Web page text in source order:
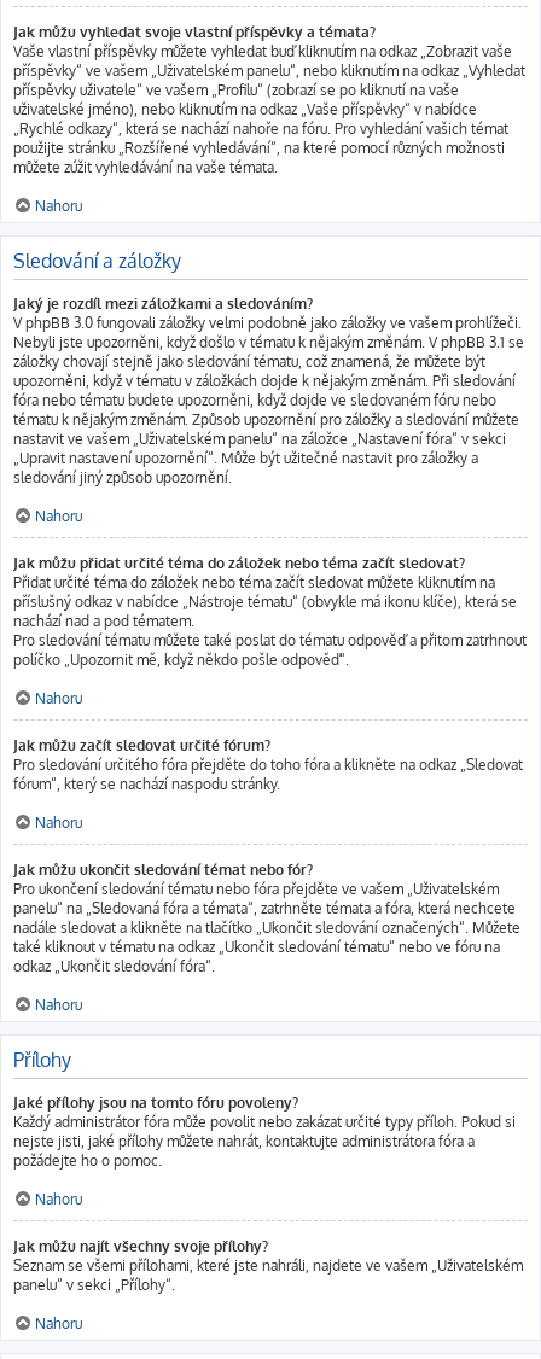
Jak můžu vyhledat svoje vlastní příspěvky a témata?
Vaše vlastní příspěvky můžete vyhledat buď kliknutím na odkaz „Zobrazit vaše
příspěvky“ ve vašem „Uživatelském panelu“, nebo kliknutím na odkaz „Vyhledat
příspěvky uživatele“ ve vašem „Profilu“ (zobrazí se po kliknutí na vaše
uživatelské jméno), nebo kliknutím na odkaz „Vaše příspěvky“ v nabídce
„Rychlé odkazy“, která se nachází nahoře na fóru. Pro vyhledání vašich témat
použijte stránku „Rozšířené vyhledávání“, na které pomocí různých možnosti
můžete zúžit vyhledávání na vaše témata.
Nahoru
Sledování a záložky
Jaký je rozdíl mezi záložkami a sledováním?
V phpBB 3.0 fungovali záložky velmi podobně jako záložky ve vašem prohlížeči.
Nebyli jste upozorněni, když došlo v tématu k nějakým změnám. V phpBB 3.1 se
záložky chovají stejně jako sledování tématu, což znamená, že můžete být
upozorněni, když v tématu v záložkách dojde k nějakým změnám. Při sledování
fóra nebo tématu budete upozorněni, když dojde ve sledovaném fóru nebo
tématu k nějakým změnám. Způsob upozornění pro záložky a sledování můžete
nastavit ve vašem „Uživatelském panelu“ na záložce „Nastavení fóra“ v sekci
„Upravit nastavení upozornění“. Může být užitečné nastavit pro záložky a
sledování jiný způsob upozornění.
Nahoru
Jak můžu přidat určité téma do záložek nebo téma začít sledovat?
Přidat určité téma do záložek nebo téma začít sledovat můžete kliknutím na
příslušný odkaz v nabídce „Nástroje tématu“ (obvykle má ikonu klíče), která se
nachází nad a pod tématem.
Pro sledování tématu můžete také poslat do tématu odpověď a přitom zatrhnout
políčko „Upozornit mě, když někdo pošle odpověď“.
Nahoru
Jak můžu začít sledovat určité fórum?
Pro sledování určitého fóra přejděte do toho fóra a klikněte na odkaz „Sledovat
fórum“, který se nachází naspodu stránky.
Nahoru
Jak můžu ukončit sledování témat nebo fór?
Pro ukončení sledování tématu nebo fóra přejděte ve vašem „Uživatelském
panelu“ na „Sledovaná fóra a témata“, zatrhněte témata a fóra, která nechcete
nadále sledovat a klikněte na tlačítko „Ukončit sledování označených“. Můžete
také kliknout v tématu na odkaz „Ukončit sledování tématu“ nebo ve fóru na
odkaz „Ukončit sledování fóra“.
Nahoru
Přílohy
Jaké přílohy jsou na tomto fóru povoleny?
Každý administrátor fóra může povolit nebo zakázat určité typy příloh. Pokud si
nejste jisti, jaké přílohy můžete nahrát, kontaktujte administrátora fóra a
požádejte ho o pomoc.
Nahoru
Jak můžu najít všechny svoje přílohy?
Seznam se všemi přílohami, které jste nahráli, najdete ve vašem „Uživatelském
panelu“ v sekci „Přílohy“.
Nahoru